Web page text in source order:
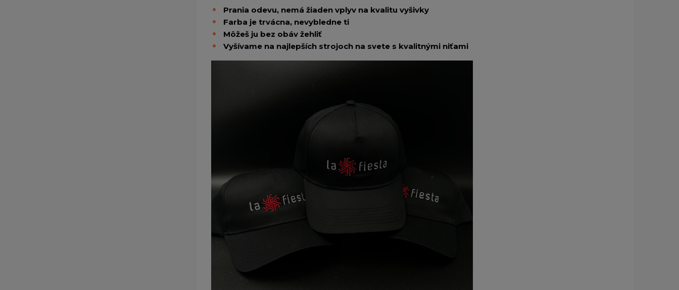
Prania odevu, nemá žiaden vplyv na kvalitu vyšivky
Farba je trvácna, nevybledne ti
Môžeš ju bez obáv žehliť
Vyšívame na najlepších strojoch na svete s kvalitnými niťami